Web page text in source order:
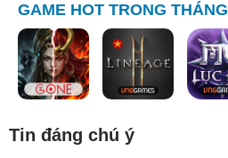
GAME HOT TRONG THÁNG
Tin đáng chú ý